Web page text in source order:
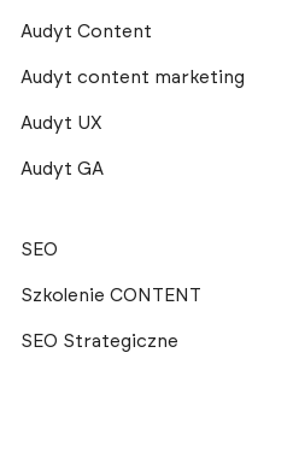
Audyt Content
Audyt content marketing
Audyt UX
Audyt GA
SEO
Szkolenie CONTENT
SEO Strategiczne